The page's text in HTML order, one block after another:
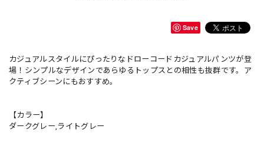
Save
カジュアルスタイルにぴったりなドローコードカジュアルパンツが登
場！シンプルなデザインであらゆるトップスとの相性も抜群です。ア
クティブシーンにもおすすめ。
【カラー】
ダークグレー,ライトグレー